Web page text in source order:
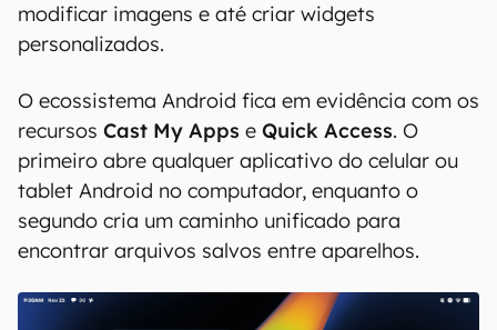
modificar imagens e até criar widgets
personalizados.
O ecossistema Android fica em evidência com os
recursos Cast My Apps e Quick Access. O
primeiro abre qualquer aplicativo do celular ou
tablet Android no computador, enquanto o
segundo cria um caminho unificado para
encontrar arquivos salvos entre aparelhos.